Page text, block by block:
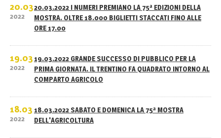
20.03
2022
20.03.2022 I NUMERI PREMIANO LA 75ª EDIZIONI DELLA
MOSTRA. OLTRE 18.000 BIGLIETTI STACCATI FINO ALLE
ORE 17.00
19.03
2022
19.03.2022 GRANDE SUCCESSO DI PUBBLICO PER LA
PRIMA GIORNATA. IL TRENTINO FA QUADRATO INTORNO AL
COMPARTO AGRICOLO
18.03
2022
18.03.2022 SABATO E DOMENICA LA 75ª MOSTRA
DELL'AGRICOLTURA